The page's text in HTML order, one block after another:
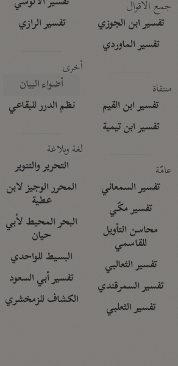
جمع الأقوال
تفسير ابن الجوزي
تفسير الماوردي
منتقاة
تفسير ابن القيم
تفسير ابن تيمية
عامّة
تفسير السمعاني
تفسير مكّي
محاسن التأويل
للقاسمي
تفسير الثعالبي
تفسير السمرقندي
تفسير الثعلبي
تفسير الرازي
أخرى
أضواء البيان
نظم الدرر للبقاعي
لغة وبلاغة
التحرير والتنوير
المحرر الوجيز لابن
عطية
البحر المحيط لأبي
حيان
البسيط للواحدي
تفسير أبي السعود
الكشاف للزمخشري